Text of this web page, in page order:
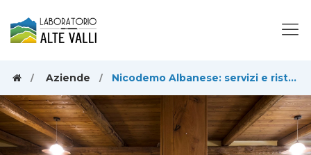
Aziende Nicodemo Albanese: servizi e ristrutturazioni